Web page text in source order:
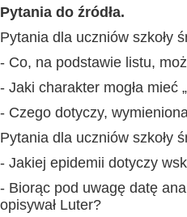
Pytania do źródła.
Pytania dla uczniów szkoły
- Co, na podstawie listu,
- Jaki charakter mogła mieć
- Czego dotyczy,
Pytania dla uczniów szkoły
- Jakiej epidemii dotyczy
- Biorąc pod uwagę datę
opisywał Luter?